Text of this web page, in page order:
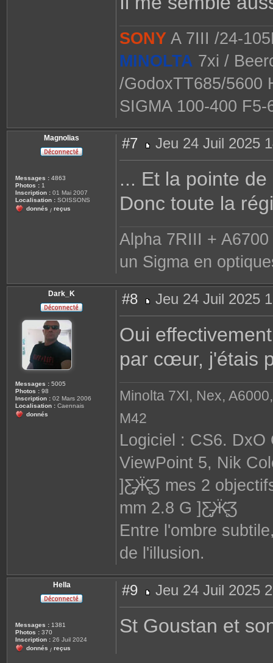
SONY A 7III /24-
MINOLTA 7xi /
/GodoxTT685/5600
SIGMA 100-400
Magnolias
Messages : 4863
Photos : 1
Inscription : 01 Mai 2007
Localisation : SOISSONS
donnés / reçus
#7
e
s
a
Jeu 24 Juil 2025
... Et la pointe
Donc toute la
Alpha 7RIII +
un Sigma en
Dark_K
Messages : 5005
Photos : 98
Inscription : 02 Mars 2006
Localisation : Caennais
donnés
#8
e
Jeu 24 Juil 2025
Oui
par cœur, j'étais
Minolta 7XI, Nex,
M42
Logiciel : CS6. DxO
ViewPoint 5, Nik
]Ƹ̵̡Ӝ̵̨̄Ʒ mes 2
mm 2.8 G ]Ƹ̵̡Ӝ̵̨̄Ʒ
Entre l'ombre
de l'illusion.
Hella
Messages : 1381
Photos : 370
Inscription : 26 Juil 2024
donnés / reçus
#9
e
s
a
Jeu 24 Juil 2025
St Goustan et